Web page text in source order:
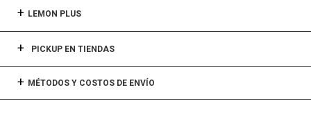
LEMON PLUS
PICKUP EN TIENDAS
MÉTODOS Y COSTOS DE ENVÍO